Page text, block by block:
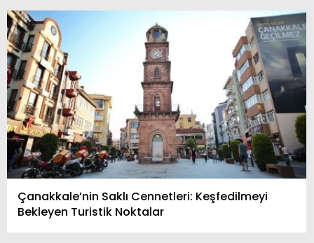
Çanakkale’nin Saklı Cennetleri: Keşfedilmeyi
Bekleyen Turistik Noktalar